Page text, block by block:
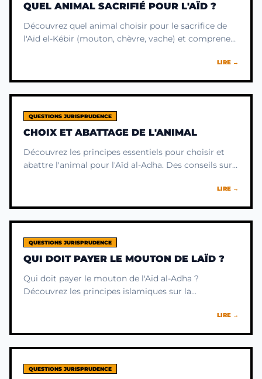
QUEL ANIMAL SACRIFIÉ POUR L'AÏD ?
Découvrez quel animal choisir pour le sacrifice de
l'Aïd el-Kébir (mouton, chèvre, vache) et comprenez
LIRE →
QUESTIONS JURISPRUDENCE
CHOIX ET ABATTAGE DE L'ANIMAL
Découvrez les principes essentiels pour choisir et
abattre l'animal pour l'Aïd al-Adha. Des conseils sur
LIRE →
QUESTIONS JURISPRUDENCE
QUI DOIT PAYER LE MOUTON DE LAÏD ?
Qui doit payer le mouton de l'Aïd al-Adha ?
Découvrez les principes islamiques sur la
LIRE →
QUESTIONS JURISPRUDENCE